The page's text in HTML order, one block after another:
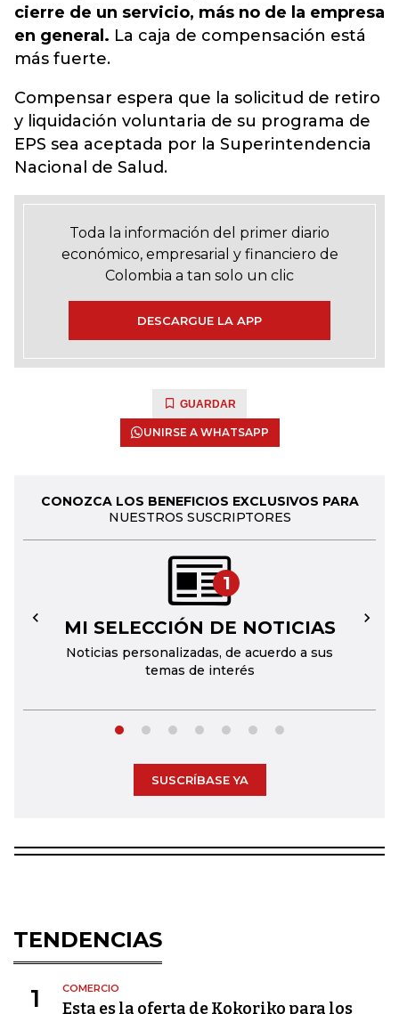
cierre de un servicio, más no de la empresa
en general. La caja de compensación está
más fuerte.
Compensar espera que la solicitud de retiro
y liquidación voluntaria de su programa de
EPS sea aceptada por la Superintendencia
Nacional de Salud.
Toda la información del primer diario
económico, empresarial y financiero de
Colombia a tan solo un clic
DESCARGUE LA APP
GUARDAR
UNIRSE A WHATSAPP
CONOZCA LOS BENEFICIOS EXCLUSIVOS PARA
NUESTROS SUSCRIPTORES
1
MI SELECCIÓN DE NOTICIAS
Noticias personalizadas, de acuerdo a sus
temas de interés
← →
SUSCRÍBASE YA
TENDENCIAS
1 COMERCIO
Esta es la oferta de Kokoriko para los